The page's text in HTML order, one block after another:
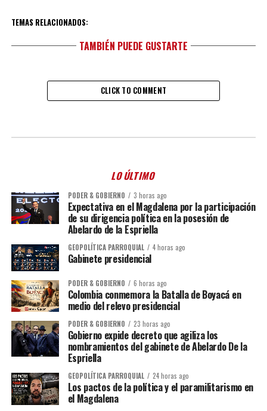
TEMAS RELACIONADOS:
TAMBIÉN PUEDE GUSTARTE
CLICK TO COMMENT
LO ÚLTIMO
PODER & GOBIERNO 3 horas ago
Expectativa en el Magdalena por la participación
de su dirigencia política en la posesión de
Abelardo de la Espriella
GEOPOLÍTICA PARROQUIAL 4 horas ago
Gabinete presidencial
PODER & GOBIERNO 6 horas ago
Colombia conmemora la Batalla de Boyacá en
medio del relevo presidencial
PODER & GOBIERNO 23 horas ago
Gobierno expide decreto que agiliza los
nombramientos del gabinete de Abelardo De la
Espriella
GEOPOLÍTICA PARROQUIAL 24 horas ago
Los pactos de la política y el paramilitarismo en
el Magdalena